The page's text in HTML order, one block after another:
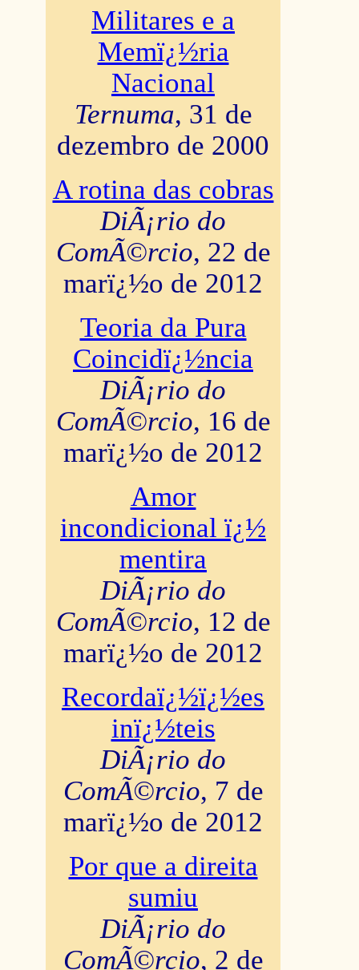
Militares e a
Memï¿½ria
Nacional
Ternuma, 31 de
dezembro de 2000
A rotina das cobras
DiÃ¡rio do
ComÃ©rcio, 22 de
marï¿½o de 2012
Teoria da Pura
Coincidï¿½ncia
DiÃ¡rio do
ComÃ©rcio, 16 de
marï¿½o de 2012
Amor
incondicional ï¿½
mentira
DiÃ¡rio do
ComÃ©rcio, 12 de
marï¿½o de 2012
Recordaï¿½ï¿½es
inï¿½teis
DiÃ¡rio do
ComÃ©rcio, 7 de
marï¿½o de 2012
Por que a direita
sumiu
DiÃ¡rio do
ComÃ©rcio, 2 de